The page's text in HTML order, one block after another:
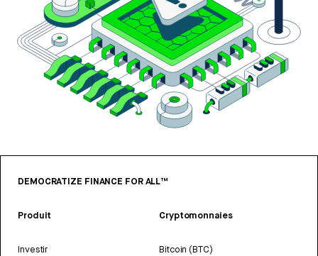
DEMOCRATIZE FINANCE FOR ALL™
Produit
Investir
Cryptomonnaies
Bitcoin (BTC)